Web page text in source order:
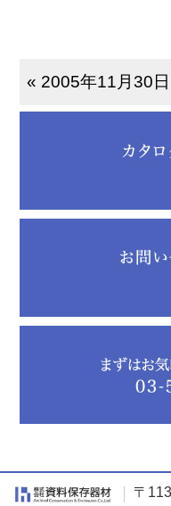
« 2005年11月30日
〒